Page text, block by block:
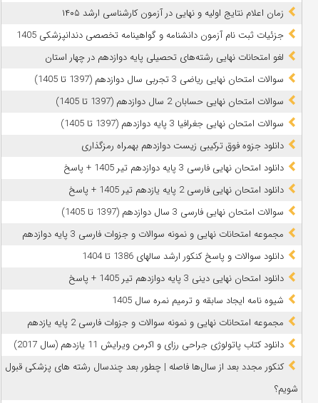
زمان اعلام نتایج اولیه و نهایی در آزمون کارشناسی ارشد ۱۴۰۵
جزئیات ثبت نام آزمون دانشنامه و گواهینامه تخصصی دندانپزشکی 1405
لغو امتحانات نهایی رشته‌های تحصیلی پایه دوازدهم در چهار استان
سوالات امتحان نهایی ریاضی 3 تجربی سال دوازدهم (1397 تا 1405)
سوالات امتحان نهایی حسابان 2 سال دوازدهم (1397 تا 1405)
سوالات امتحان نهایی جغرافیا 3 پایه دوازدهم (1397 تا 1405)
دانلود جزوه فوق ترکیبی زیست دوازدهم بهمراه رمزگذاری
دانلود امتحان نهایی فارسی 3 پایه دوازدهم تیر 1405 + پاسخ
دانلود امتحان نهایی فارسی 2 پایه یازدهم تیر 1405 + پاسخ
سوالات امتحان نهایی فارسی 3 سال دوازدهم (1397 تا 1405)
مجموعه امتحانات نهایی و نمونه سوالات و جزوات فارسی 3 پایه دوازدهم
دانلود سوالات و پاسخ کنکور ارشد سالهای 1386 تا 1404
دانلود امتحان نهایی دینی 3 پایه دوازدهم تیر 1405 + پاسخ
شیوه نامه ایجاد سابقه و ترمیم نمره سال 1405
مجموعه امتحانات نهایی و نمونه سوالات و جزوات فارسی 2 پایه یازدهم
دانلود کتاب پاتولوژی جراحی رزای و اکرمن ویرایش 11 یازدهم (سال 2017)
کنکور مجدد بعد از سال‌ها فاصله | چطور بعد چندسال رشته‌ های پزشکی قبول
شویم؟